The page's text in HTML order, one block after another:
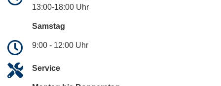
13:00-18:00 Uhr
Samstag
9:00 - 12:00 Uhr
Service